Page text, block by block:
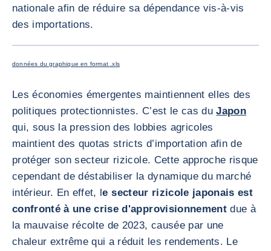
nationale afin de réduire sa dépendance vis-à-vis
des importations.
données du graphique en format .xls
Les économies émergentes maintiennent elles des
politiques protectionnistes. C’est le cas duJapon
qui, sous la pression des lobbies agricoles
maintient des quotas stricts d’importation afin de
protéger son secteur rizicole. Cette approche risque
cependant de déstabiliser la dynamique du marché
intérieur. En effet, le secteur rizicole japonais est
confronté à une crise d'approvisionnementdue à
la mauvaise récolte de 2023, causée par une
chaleur extrême qui a réduit les rendements. Le